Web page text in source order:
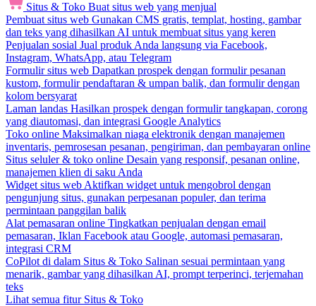
Situs & Toko Buat situs web yang menjual
Pembuat situs web Gunakan CMS gratis, templat, hosting, gambar
dan teks yang dihasilkan AI untuk membuat situs yang keren
Penjualan sosial Jual produk Anda langsung via Facebook,
Instagram, WhatsApp, atau Telegram
Formulir situs web Dapatkan prospek dengan formulir pesanan
kustom, formulir pendaftaran & umpan balik, dan formulir dengan
kolom bersyarat
Laman landas Hasilkan prospek dengan formulir tangkapan, corong
yang diautomasi, dan integrasi Google Analytics
Toko online Maksimalkan niaga elektronik dengan manajemen
inventaris, pemrosesan pesanan, pengiriman, dan pembayaran online
Situs seluler & toko online Desain yang responsif, pesanan online,
manajemen klien di saku Anda
Widget situs web Aktifkan widget untuk mengobrol dengan
pengunjung situs, gunakan perpesanan populer, dan terima
permintaan panggilan balik
Alat pemasaran online Tingkatkan penjualan dengan email
pemasaran, Iklan Facebook atau Google, automasi pemasaran,
integrasi CRM
CoPilot di dalam Situs & Toko Salinan sesuai permintaan yang
menarik, gambar yang dihasilkan AI, prompt terperinci, terjemahan
teks
Lihat semua fitur Situs & Toko